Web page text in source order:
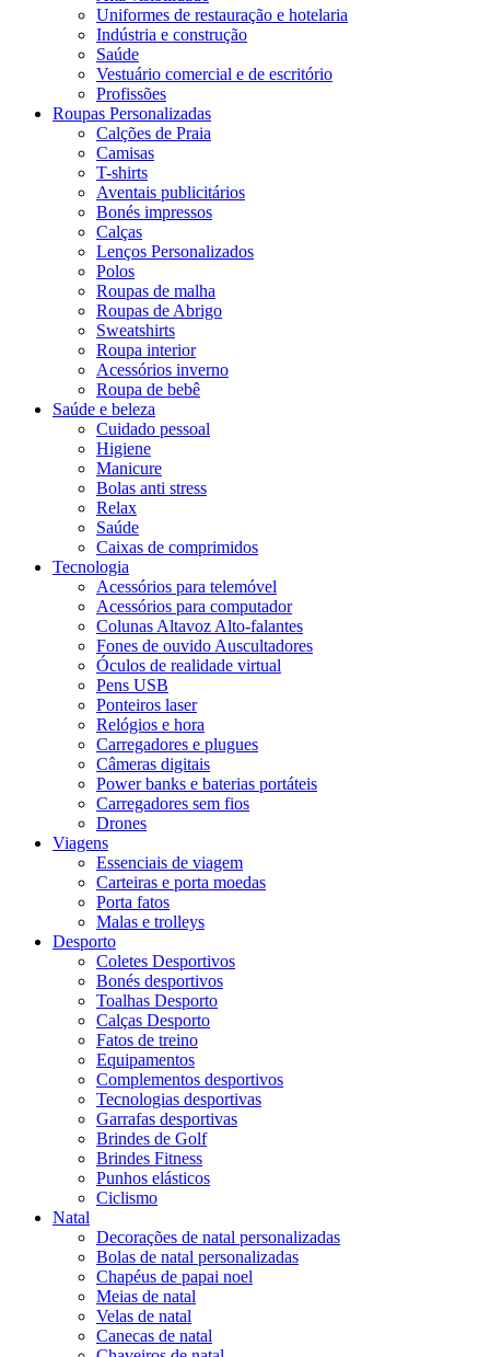
Uniformes de restauração e hotelaria
Indústria e construção
Saúde
Vestuário comercial e de escritório
Profissões
Roupas Personalizadas
Calções de Praia
Camisas
T-shirts
Aventais publicitários
Bonés impressos
Calças
Lenços Personalizados
Polos
Roupas de malha
Roupas de Abrigo
Sweatshirts
Roupa interior
Acessórios inverno
Roupa de bebê
Saúde e beleza
Cuidado pessoal
Higiene
Manicure
Bolas anti stress
Relax
Saúde
Caixas de comprimidos
Tecnologia
Acessórios para telemóvel
Acessórios para computador
Colunas Altavoz Alto-falantes
Fones de ouvido Auscultadores
Óculos de realidade virtual
Pens USB
Ponteiros laser
Relógios e hora
Carregadores e plugues
Câmeras digitais
Power banks e baterias portáteis
Carregadores sem fios
Drones
Viagens
Essenciais de viagem
Carteiras e porta moedas
Porta fatos
Malas e trolleys
Desporto
Coletes Desportivos
Bonés desportivos
Toalhas Desporto
Calças Desporto
Fatos de treino
Equipamentos
Complementos desportivos
Tecnologias desportivas
Garrafas desportivas
Brindes de Golf
Brindes Fitness
Punhos elásticos
Ciclismo
Natal
Decorações de natal personalizadas
Bolas de natal personalizadas
Chapéus de papai noel
Meias de natal
Velas de natal
Canecas de natal